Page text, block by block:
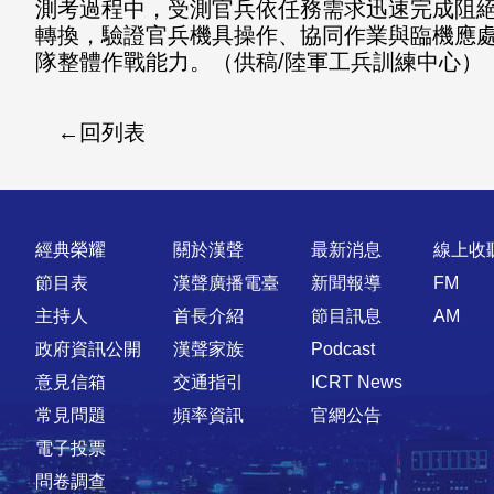
測考過程中，受測官兵依任務需求迅速完成阻
轉換，驗證官兵機具操作、協同作業與臨機應
隊整體作戰能力。（供稿/陸軍工兵訓練中心）
回列表
快速連結
經典榮耀
節目表
主持人
政府資訊公開
意見信箱
常見問題
電子投票
問卷調查
關於漢聲
漢聲廣播電臺
首長介紹
漢聲家族
交通指引
頻率資訊
最新消息
新聞報導
節目訊息
Podcast
ICRT News
官網公告
線上收
FM
AM